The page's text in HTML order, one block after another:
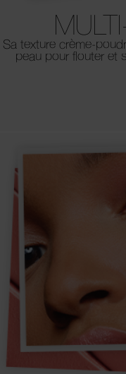
Sa texture crème-
peau pour flouter et